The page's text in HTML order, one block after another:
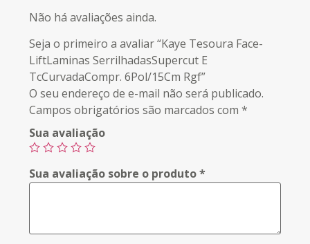
Não há avaliações ainda.
Seja o primeiro a avaliar “Kaye Tesoura Face-
LiftLaminas SerrilhadasSupercut E
TcCurvadaCompr. 6Pol/15Cm Rgf”
O seu endereço de e-mail não será publicado.
Campos obrigatórios são marcados com*
Sua avaliação
Sua avaliação sobre o produto*